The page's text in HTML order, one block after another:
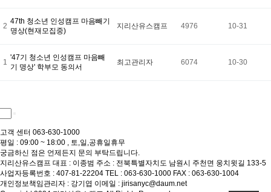
2
47th 청소년 인성캠프 마음빼기
명상(현재모집중)
지리산유스캠프 4976 10-31
1
'47기 청소년 인성캠프 마음빼
기 명상' 학부모 동의서
최고관리자 6074 10-30
고객 센터 063-630-1000
평일 : 09:00 ~ 18:00 , 토,일,공휴일휴무
궁금하신 점은 언제든지 문의 부탁드립니다.
지리산유스캠프 대표 : 이종범 주소 : 전북특별자치도 남원시 주천면 웅치윗길 133-5
사업자등록번호 : 407-81-22204 TEL : 063-630-1000 FAX : 063-630-1004
개인정보책임관리자 : 강기엽 이메일 : jirisanyc@daum.net